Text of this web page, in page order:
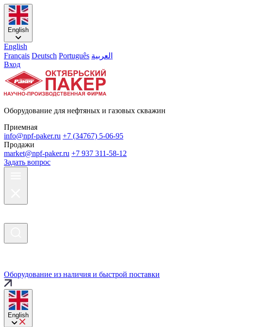
English
English
Français Deutsch Português العربية
Вход
Оборудование для нефтяных и газовых скважин
Приемная
info@npf-paker.ru +7 (34767) 5-06-95
Продажи
market@npf-paker.ru +7 937 311-58-12
Задать вопрос
Оборудование из наличия и быстрой поставки
English